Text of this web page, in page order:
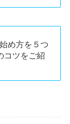
め方を５つ
コツをご紹